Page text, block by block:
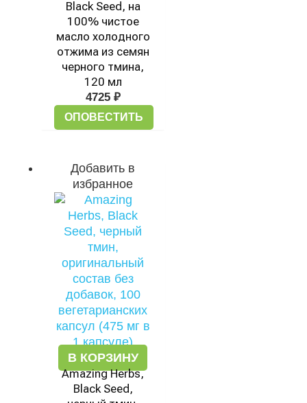
Black Seed, на
100% чистое
масло холодного
отжима из семян
черного тмина,
120 мл
4725 ₽
ОПОВЕСТИТЬ
Добавить в
избранное
В КОРЗИНУ
Amazing Herbs,
Black Seed,